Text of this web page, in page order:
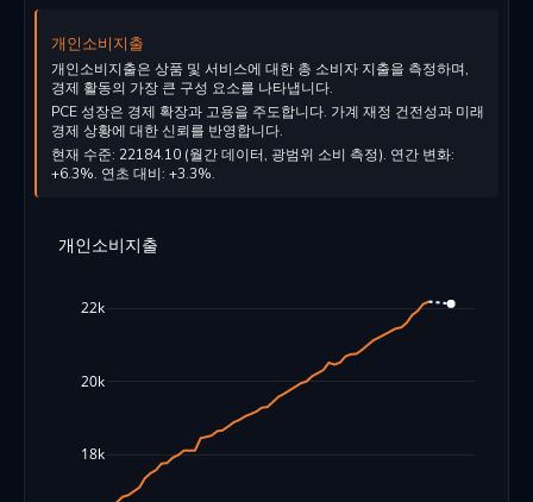
개인소비지출
개인소비지출은 상품 및 서비스에 대한 총 소비자 지출을 측정하며,
경제 활동의 가장 큰 구성 요소를 나타냅니다.
PCE 성장은 경제 확장과 고용을 주도합니다. 가계 재정 건전성과 미래
경제 상황에 대한 신뢰를 반영합니다.
현재 수준: 22184.10 (월간 데이터, 광범위 소비 측정). 연간 변화:
+6.3%. 연초 대비: +3.3%.
18k
20k
22k
개인소비지출